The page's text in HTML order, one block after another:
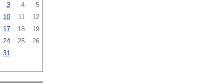
3 4
5
10 11
12
17 18
19
24 25
26
31